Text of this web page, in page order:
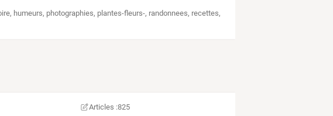
, humeurs, photographies, plantes-fleurs-, randonnees, recettes,
Articles :825